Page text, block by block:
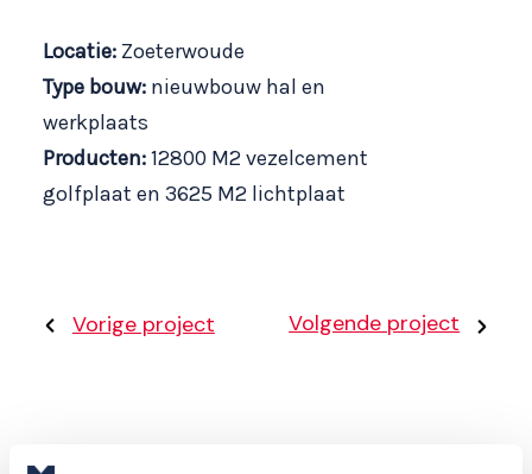
Locatie: Zoeterwoude
Type bouw:nieuwbouw hal en
werkplaats
Producten:12800 M2 vezelcement
golfplaat en 3625 M2 lichtplaat
Volgende project
Vorige project